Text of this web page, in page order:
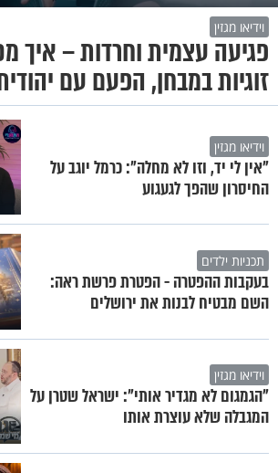
וידיאו מגזין
פגיעה עצמית וחרדות – איך
זוגיות במבחן, הפעם עם
וידיאו מגזין
"אין לי יד, וזו לא מחלה": כרמל יוגב על
החיסרון שהפך לגעגוע
תכניות ילדים
בעקבות ההפטרה - הפטרת פרשת ראה:
השם מבטיח לבנות את ירושלים
וידיאו מגזין
"הגמגום לא מגדיר אותי": ישראל שטרן על
המגבלה שלא עוצרת אותו